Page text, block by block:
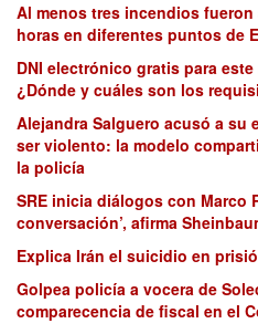
Al menos tres incendios
horas en diferentes puntos de
DNI electrónico gratis para
¿Dónde y cuáles son los
Alejandra Salguero acusó a su
ser violento: la modelo
la policía
SRE inicia diálogos con Marco
conversación’, afirma
Explica Irán el suicidio en
Golpea policía a vocera de
comparecencia de fiscal en el